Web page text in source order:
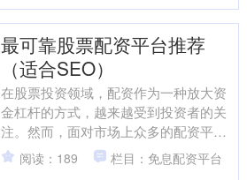
最可靠股票配资平台推荐
（适合SEO）
在股票投资领域，配资作为一种放大资
金杠杆的方式，越来越受到投资者的关
注。然而，面对市场上众多的配资平
台，如何选择一家**最可靠**的平台，成
为投资者必须面对的问....
阅读：189 栏目：免息配资平台